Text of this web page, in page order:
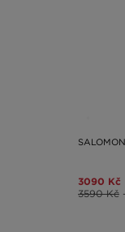
3090 Kč
3590 Kč